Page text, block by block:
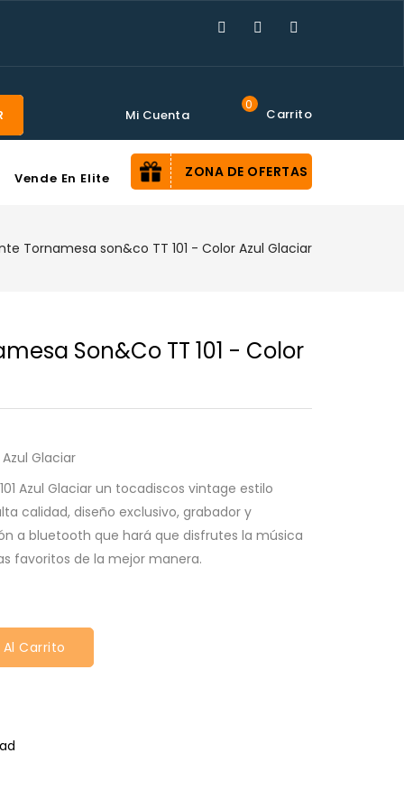
Carrito
0
Mi Cuenta
ZONA DE OFERTAS
Vende En Elite
Tornamesa son&co TT 101 - Color Azul Glaciar
Son&co TT 101 - Color
Azul Glaciar
Azul Glaciar un tocadiscos vintage estilo
calidad, diseño exclusivo, grabador y
a bluetooth que hará que disfrutes la música
favoritos de la mejor manera.
Carrito